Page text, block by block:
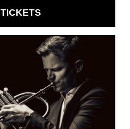
TICKETSOPENT
IN
NIEUW
VENSTER